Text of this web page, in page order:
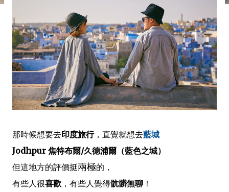
那時候想要去印度旅行，直覺就想去藍城
Jodhpur 焦特布爾/久德浦爾（藍色之城）
但這地方的評價挺兩極的，
有些人很喜歡 ，有些人覺得骯髒無聊 ！